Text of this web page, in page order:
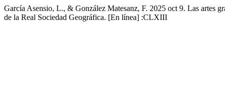
García Asensio, L., & González Matesanz, F. 2025 oct 9. Las artes
de la Real Sociedad Geográfica. [En línea] :CLXIII